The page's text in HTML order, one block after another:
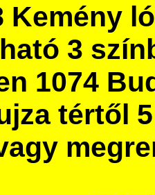
Kemény
3
1074
tértől